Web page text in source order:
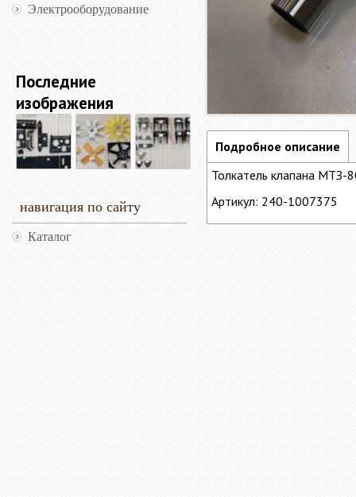
Электрооборудование
Последние
изображения
навигация по сайту
Каталог
Подробное описание
Толкатель клапана МТЗ-
Артикул: 240-1007375